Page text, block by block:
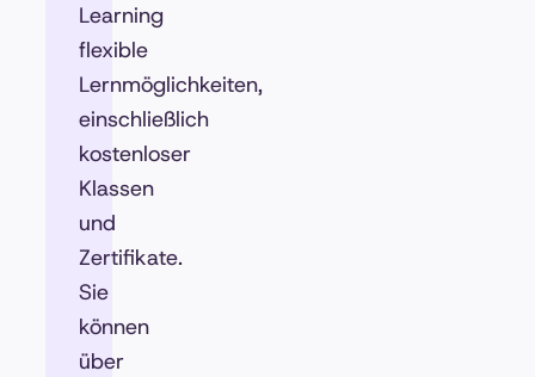
Learning
flexible
Lernmöglichkeiten,
einschließlich
kostenloser
Klassen
und
Zertifikate.
Sie
können
über